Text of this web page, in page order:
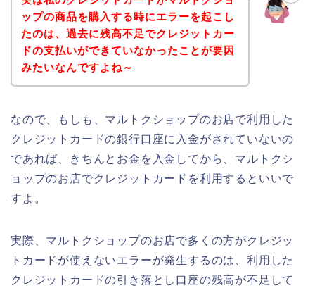
ップの商品を購入する時にエラーを起こし
たのは、過去に残高不足でクレジットカー
ドの支払いができていなかったことが要因
みたいなんですよね～
なので、もしも、マルトクショップのお店で利用した
クレジットカードの銀行口座に入金がされていないの
であれば、きちんとお金を入金してから、マルトクシ
ョップのお店でクレジットカードを利用するといいで
すよ。
実際、マルトクショップのお店で多くの方がクレジッ
トカードが使えないエラーが発生するのは、利用した
クレジットカードの引き落とし口座の残高が不足して